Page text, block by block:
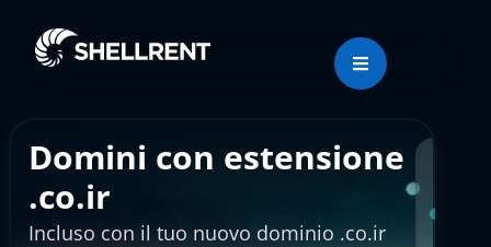
Domini con estensione
.co.ir
Incluso con il tuo nuovo dominio .co.ir